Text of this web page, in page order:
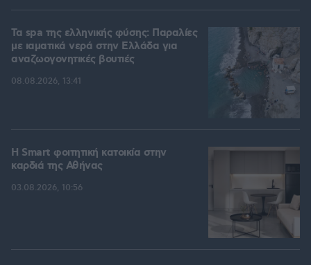
Τα spa της ελληνικής φύσης: Παραλίες
με ιαματικά νερά στην Ελλάδα για
αναζωογονητικές βουτιές
08.08.2026, 13:41
Η Smart φοιτητική κατοικία στην
καρδιά της Αθήνας
03.08.2026, 10:56